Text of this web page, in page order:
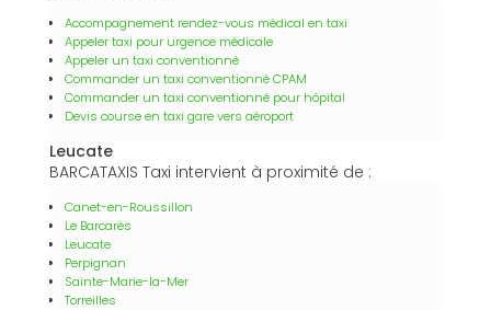
Accompagnement rendez-vous médical en taxi
Appeler taxi pour urgence médicale
Appeler un taxi conventionné
Commander un taxi conventionné CPAM
Commander un taxi conventionné pour hôpital
Devis course en taxi gare vers aéroport
Leucate
BARCATAXIS Taxi intervient à proximité de :
Canet-en-Roussillon
Le Barcarès
Leucate
Perpignan
Sainte-Marie-la-Mer
Torreilles